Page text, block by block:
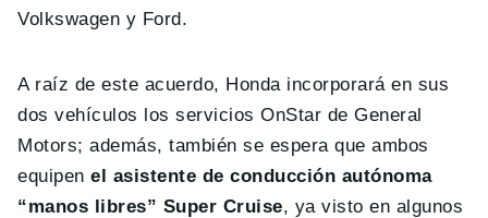
Volkswagen y Ford.
A raíz de este acuerdo, Honda incorporará en sus
dos vehículos los servicios OnStar de General
Motors; además, también se espera que ambos
equipenel asistente de conducción autónoma
“manos libres” Super Cruise, ya visto en algunos